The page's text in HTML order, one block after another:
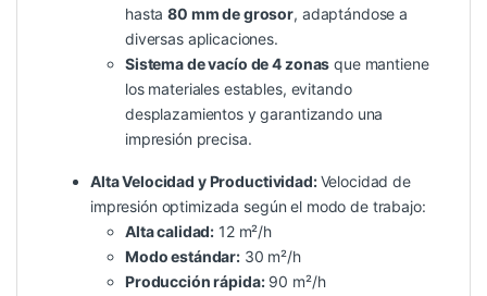
hasta80 mm de grosor, adaptándose a
diversas aplicaciones.
Sistema de vacío de 4 zonas que mantiene
los materiales estables, evitando
desplazamientos y garantizando una
impresión precisa.
Alta Velocidad y Productividad:Velocidad de
impresión optimizada según el modo de trabajo:
Alta calidad: 12 m²/h
Modo estándar: 30 m²/h
Producción rápida:90 m²/h